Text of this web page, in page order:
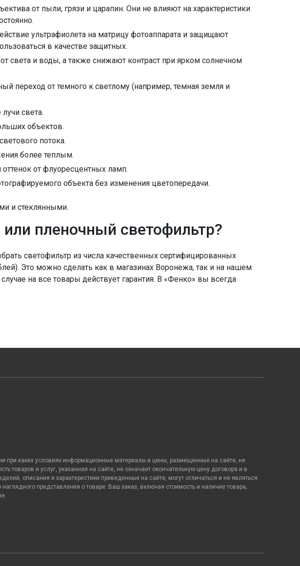
от пыли, грязи и царапин. Они не влияют на характеристики
ультрафиолета на матрицу фотоаппарата и защищают
в качестве защитных.
света и воды, а также снижают контраст при ярком солнечном
переход от темного к светлому (например, темная земля и
света.
объектов.
потока.
более теплым.
от флуоресцентных ламп.
объекта без изменения цветопередачи.
и стеклянными.
пленочный светофильтр?
светофильтр из числа качественных сертифицированных
Это можно сделать как в магазинах Воронежа, так и на нашем
на все товары действует гарантия. В «Фенко» вы всегда
при каких условиях информационные материалы и цены, размещенные на сайте, не
и услуг, указанная на сайте, не означает окончательную цену договора и в
описания и характеристики приведенные на сайте, могут отличаться и не являться
представления о товаре. Ваш заказ, включая стоимость и наличие товара,